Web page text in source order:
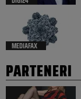
MEDIAFAX
PARTENERI